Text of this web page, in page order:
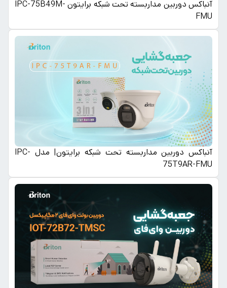
آنباکس دوربین مداربسته تحت شبکه برایتون IPC-75B49M-
FMU
آنباکس دوربین مداربسته تحت شبکه برایتون| مدل IPC-
75T9AR-FMU